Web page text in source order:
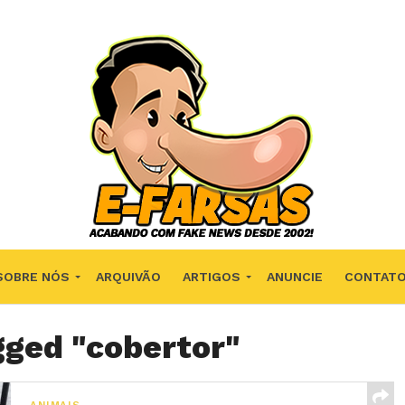
NÓS ARQUIVÃO ARTIGOS ANUNCIE CONTATO
"cobertor"